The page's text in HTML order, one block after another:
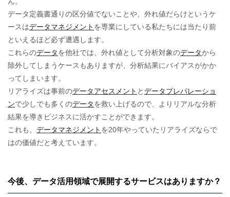
データ定義書通りの区分値でないことや、外れ値だらけというケ
ースはデータマネジメント を専業にしている私たちには当たり前
といえるほど必ず遭遇します。
これらのデータを他社では、外れ値として分析対象のデータから
除外してしまうケースもありますが、分析結果にバイアスがかか
ってしまいます。
リアライズは事前のデータアセスメント とデータプレパレーショ
ンで少しでも多くのデータを救い上げるので、よりリアルな分析
結果を導きビジネスに活かすことができます。
これも、 データマネジメント を20年やっていたリアライズならで
はの価値だと考えています。
今後、データ活用領域で展開するサービスはありますか？